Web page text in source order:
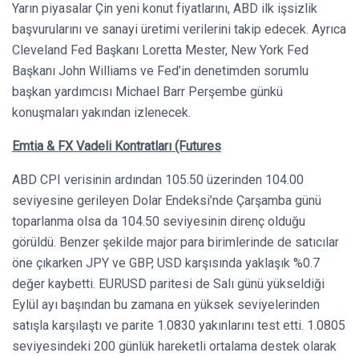
Yarın piyasalar Çin yeni konut fiyatlarını, ABD ilk işsizlik
başvurularını ve sanayi üretimi verilerini takip edecek. Ayrıca
Cleveland Fed Başkanı Loretta Mester, New York Fed
Başkanı John Williams ve Fed’in denetimden sorumlu
başkan yardımcısı Michael Barr Perşembe günkü
konuşmaları yakından izlenecek.
Emtia & FX Vadeli Kontratları (Futures
ABD CPI verisinin ardından 105.50 üzerinden 104.00
seviyesine gerileyen Dolar Endeksi’nde Çarşamba günü
toparlanma olsa da 104.50 seviyesinin direnç olduğu
görüldü. Benzer şekilde major para birimlerinde de satıcılar
öne çıkarken JPY ve GBP, USD karşısında yaklaşık %0.7
değer kaybetti. EURUSD paritesi de Salı günü yükseldiği
Eylül ayı başından bu zamana en yüksek seviyelerinden
satışla karşılaştı ve parite 1.0830 yakınlarını test etti. 1.0805
seviyesindeki 200 günlük hareketli ortalama destek olarak